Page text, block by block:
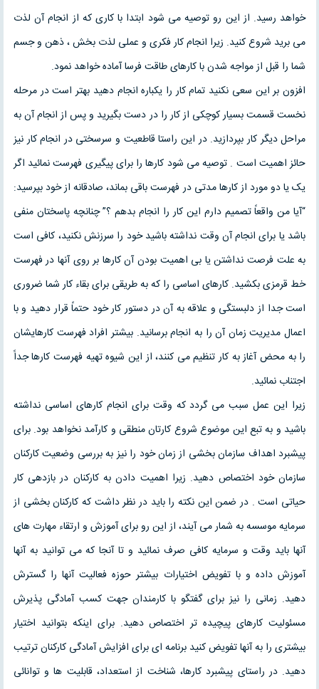
خواهد رسید. از این رو توصیه می شود ابتدا با کاری که از انجام آن لذت
می برید شروع کنید. زیرا انجام کار فکری و عملی لذت بخش ، ذهن و جسم
شما را قبل از مواجه شدن با کارهای طاقت فرسا آماده خواهد نمود.
افزون بر این سعی نکنید تمام کار را یکباره انجام دهید بهتر است در مرحله
نخست قسمت بسیار کوچکی از کار را در دست بگیرید و پس از انجام آن به
مراحل دیگر کار بپردازید. در این راستا قاطعیت و سرسختی در انجام کار نیز
حائز اهمیت است . توصیه می شود کارها را برای پیگیری فهرست نمائید اگر
یک یا دو مورد از کارها مدتی در فهرست باقی بماند، صادقانه از خود بپرسید:
“آیا من واقعاً تصمیم دارم این کار را انجام بدهم ؟” چنانچه پاسختان منفی
باشد یا برای انجام آن وقت نداشته باشید خود را سرزنش نکنید، کافی است
به علت فرصت نداشتن یا بی اهمیت بودن آن کارها بر روی آنها در فهرست
خط قرمزی بکشید. کارهای اساسی را که به طریقی برای بقاء کار شما ضروری
است جدا از دلبستگی و علاقه به آن در دستور کار خود حتماً قرار دهید و با
اعمال مدیریت زمان آن را به انجام برسانید. بیشتر افراد فهرست کارهایشان
را به محض آغاز به کار تنظیم می کنند، از این شیوه تهیه فهرست کارها جداً
اجتناب نمائید.
زیرا این عمل سبب می گردد که وقت برای انجام کارهای اساسی نداشته
باشید و به تبع این موضوع شروع کارتان منطقی و کارآمد نخواهد بود. برای
پیشبرد اهداف سازمان بخشی از زمان خود را نیز به بررسی وضعیت کارکنان
سازمان خود اختصاص دهید. زیرا اهمیت دادن به کارکنان در بازدهی کار
حیاتی است . در ضمن این نکته را باید در نظر داشت که کارکنان بخشی از
سرمایه موسسه به شمار می آیند، از این رو برای آموزش و ارتقاء مهارت های
آنها باید وقت و سرمایه کافی صرف نمائید و تا آنجا که می توانید به آنها
آموزش داده و با تفویض اختیارات بیشتر حوزه فعالیت آنها را گسترش
دهید. زمانی را نیز برای گفتگو با کارمندان جهت کسب آمادگی پذیرش
مسئولیت کارهای پیچیده تر اختصاص دهید. برای اینکه بتوانید اختیار
بیشتری را به آنها تفویض کنید برنامه ای برای افزایش آمادگی کارکنان ترتیب
دهید. در راستای پیشبرد کارها، شناخت از استعداد، قابلیت ها و توانائی